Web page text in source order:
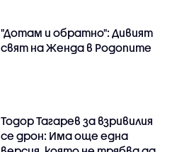
"Дотам и обратно": Дивият
свят на Женда в Родопите
Тодор Тагарев за взривилия
се дрон: Има още една